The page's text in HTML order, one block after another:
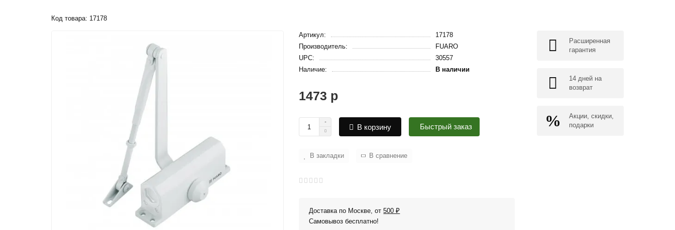
Код товара: 17178
Артикул:
17178
Производитель:
FUARO
UPC:
30557
Наличие:
В наличии
1473 р
В корзину Быстрый заказ
В закладки В сравнение
Доставка по Москве, от500 ₽
Самовывоз бесплатно!
Расширенная
гарантия
14 дней на
возврат
Акции, скидки,
подарки